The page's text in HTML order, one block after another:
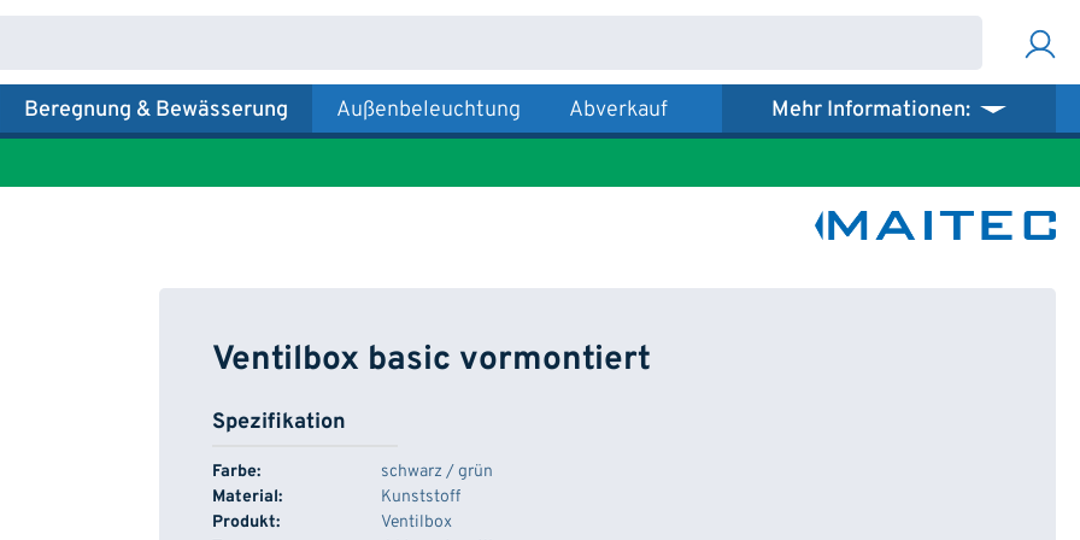
Beregnung & Bewässerung Außenbeleuchtung Abverkauf Mehr Informationen:
Ventilbox basic vormontiert
Spezifikation
Farbe:
schwarz / grün
Material:
Kunststoff
Produkt:
Ventilbox